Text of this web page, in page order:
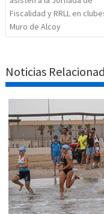
Fiscalidad y RRLL en
Muro de Alcoy
Noticias